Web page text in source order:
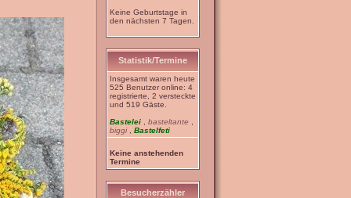
Keine Geburtstage in
den nächsten 7 Tagen.
Statistik/Termine
Insgesamt waren heute
525 Benutzer online: 4
registrierte, 2 versteckte
und 519 Gäste.
Bastelei
basteltante
biggi
Bastelfeti
Keine anstehenden
Termine
Besucherzähler